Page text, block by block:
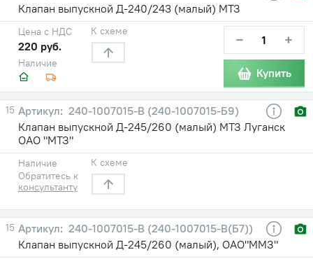
Клапан выпускной Д-240/243 (малый) МТЗ
Наличие
Цена с НДС
220 руб.
К схеме − +
Купить
15
240-1007015-В (240-1007015-Б9)
Клапан выпускной Д-245/260 (малый) МТЗ Луганск
ОАО "МТЗ"
Наличие
Обратитесь к
консультанту
К схеме
15
240-1007015-В (240-1007015-В(Б7))
Клапан выпускной Д-245/260 (малый), ОАО"ММЗ"